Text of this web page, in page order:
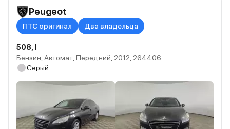
Peugeot
ПТС оригинал Два владельца
508, I
Бензин, Автомат, Передний, 2012, 264406
Серый